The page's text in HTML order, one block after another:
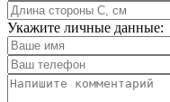
Укажите личные данные: